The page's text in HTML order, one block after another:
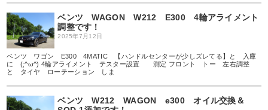
ベンツ WAGON W212 E300 4輪アライメント
調整です！
2025年7月12日
ベンツ ワゴン E300 4MATIC 【ハンドルセンターが少しズレてる】と 入庫
に (;^ω^) 4輪アライメント テスター設置 測定 フロント トー 左右調整
と タイヤ ローテーション しま
ベンツ W212 WAGON e300 オイル交換＆